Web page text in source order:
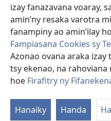
izay fanazavana voaray,
amin’ny resaka varotra
fanampiny ao amin’ilay
Fampiasana Cookies sy
Azonao ovana araka
tsy ekenao, na rahoviana
hoe Firafitry ny
Hanaiky Handa
Watchtower Library ®
Copyright© 2026 Watch Tower
FIFANEKENA| FIFANEKENA
NY